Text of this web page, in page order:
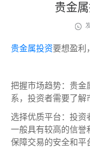
贵金
贵金属投资要想盈利
把握市场趋势：贵金
系，投资者需要了解
选择优质平台：投资
一般具有较高的信誉
保障交易的安全和平